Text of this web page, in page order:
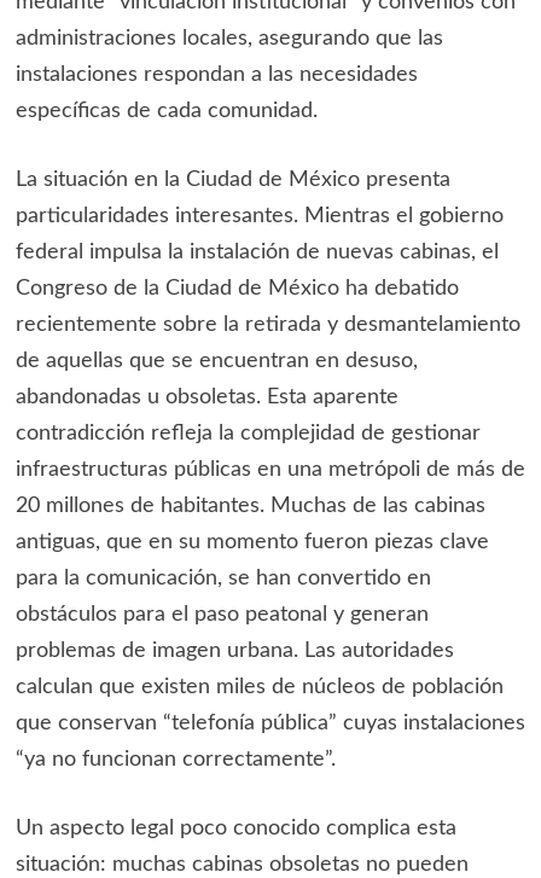
administraciones locales, asegurando que las
instalaciones respondan a las necesidades
específicas de cada comunidad.
La situación en la Ciudad de México presenta
particularidades interesantes. Mientras el gobierno
federal impulsa la instalación de nuevas cabinas, el
Congreso de la Ciudad de México ha debatido
recientemente sobre la retirada y desmantelamiento
de aquellas que se encuentran en desuso,
abandonadas u obsoletas. Esta aparente
contradicción refleja la complejidad de gestionar
infraestructuras públicas en una metrópoli de más de
20 millones de habitantes. Muchas de las cabinas
antiguas, que en su momento fueron piezas clave
para la comunicación, se han convertido en
obstáculos para el paso peatonal y generan
problemas de imagen urbana. Las autoridades
calculan que existen miles de núcleos de población
que conservan “telefonía pública” cuyas instalaciones
“ya no funcionan correctamente”.
Un aspecto legal poco conocido complica esta
situación: muchas cabinas obsoletas no pueden